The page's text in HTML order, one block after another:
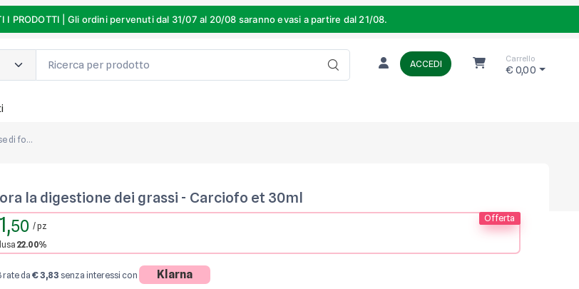
I PRODOTTI | Gli ordini pervenuti dal 31/07 al 20/08 saranno evasi a partire dal 21/08.
ACCEDI
Carrello
€ 0,00
Integratore alimentare a base di foglie di carciofo per migliorare la Digestione dei grassi
la digestione dei grassi - Carciofo et 30ml
Offerta
50 / pz
22.00%
rate da€ 3,83 senza interessi con Klarna